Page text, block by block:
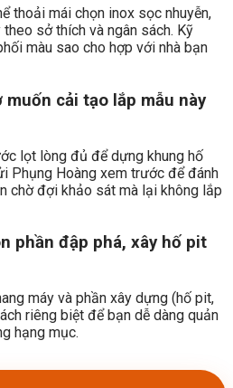
thoải mái chọn inox sọc nhuyễn,
sở thích và ngân sách. Kỹ
màu sao cho hợp với nhà bạn
cải tạo lắp mẫu này
lọt lòng đủ để dựng khung hố
Phụng Hoàng xem trước để đánh
chờ đợi khảo sát mà lại không lắp
phần đập phá, xây hố pit
máy và phần xây dựng (hố pit,
riêng biệt để bạn dễ dàng quản
hạng mục.